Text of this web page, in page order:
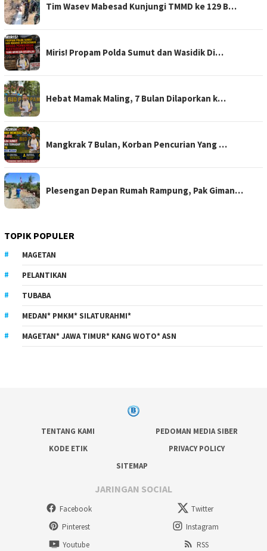
Tim Wasev Mabesad Kunjungi TMMD ke 129 B…
Miris! Propam Polda Sumut dan Wasidik Di…
Hebat Mamak Maling, 7 Bulan Dilaporkan k…
Mangkrak 7 Bulan, Korban Pencurian Yang …
Plesengan Depan Rumah Rampung, Pak Giman…
TOPIK POPULER
MAGETAN
PELANTIKAN
TUBABA
MEDAN* PMKM* SILATURAHMI*
MAGETAN* JAWA TIMUR* KANG WOTO* ASN
TENTANG KAMI
PEDOMAN MEDIA SIBER
KODE ETIK
PRIVACY POLICY
SITEMAP
JARINGAN SOCIAL
Facebook
Twitter
Pinterest
Instagram
Youtube
RSS